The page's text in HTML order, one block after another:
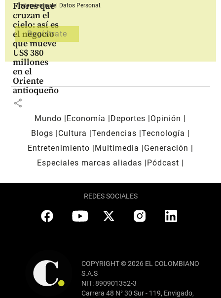
Flores que
cruzan el
cielo: así es
el negocio
que mueve
US$ 380
millones
en el
Oriente
antioqueño
share
Tratamiento del Datos Personal.
Mundo Economía Deportes
Opinión
Blogs
Cultura Tendencias Tecnología
Entretenimiento
Multimedia
Generación
Especiales marcas aliadas
Pódcast
REDES SOCIALES
COPYRIGHT © 2026 EL COLOMBIANO
S.A.S
NIT: 890901352-3
Carrera 48 N° 30 Sur - 119, Envigado,